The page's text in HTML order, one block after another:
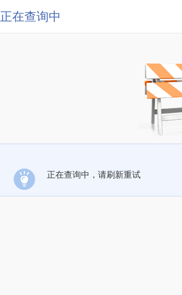
正在查询中
正在查询中，请刷新重试